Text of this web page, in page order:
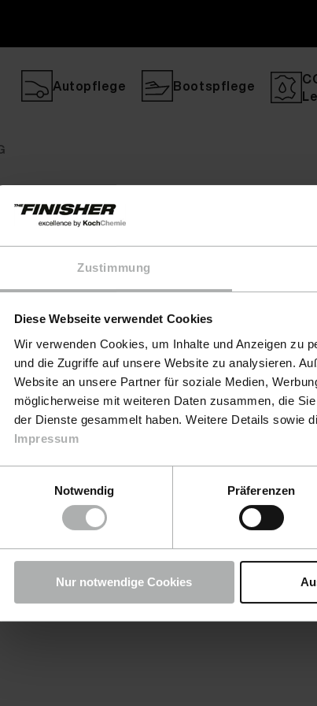
Zustimmung
Diese Webseite verwendet Cookies
Wir verwenden Cookies, um Inhalte und Anzeigen zu
und die Zugriffe auf unsere Website zu analysieren.
Website an unsere Partner für soziale Medien,
möglicherweise mit weiteren Daten zusammen, die
der Dienste gesammelt haben. Weitere Details sowie
Impressum
Notwendig
Präferenzen
Nur notwendige Cookies
Autopflege Bootspflege
gefunden